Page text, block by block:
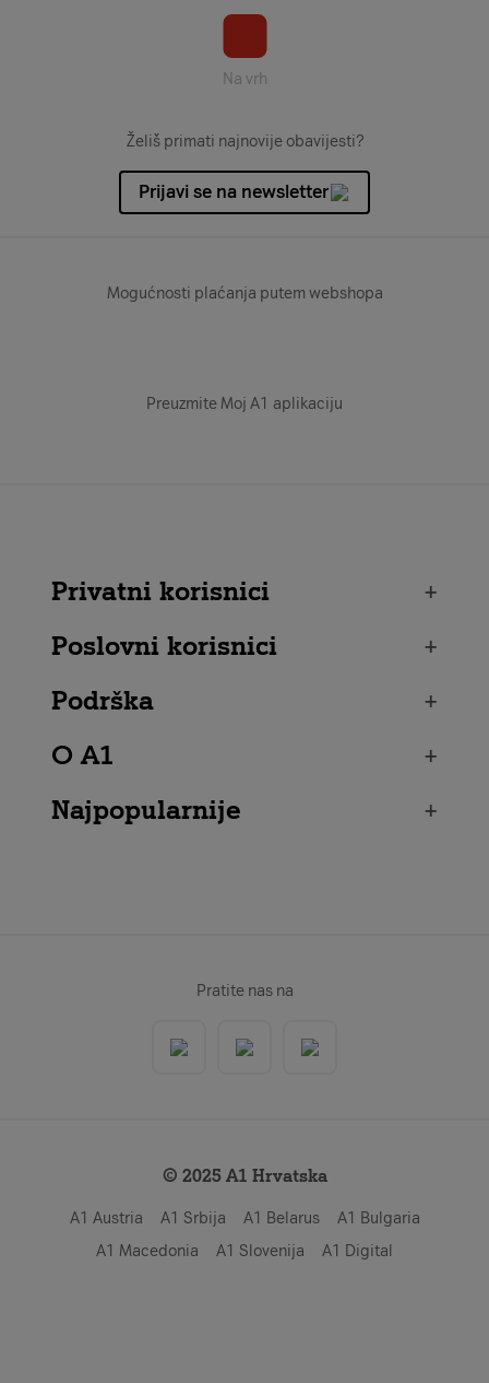
Na vrh
Želiš primati najnovije obavijesti?
Prijavi se na newsletter
Mogućnosti plaćanja putem webshopa
Preuzmite Moj A1 aplikaciju
Privatni korisnici
+
Poslovni korisnici
+
Podrška
+
O A1
+
Najpopularnije
+
Pratite nas na
© 2025 A1 Hrvatska
A1 Austria A1 Srbija A1 Belarus
A1 Bulgaria
A1 Macedonia
A1 Slovenija A1 Digital